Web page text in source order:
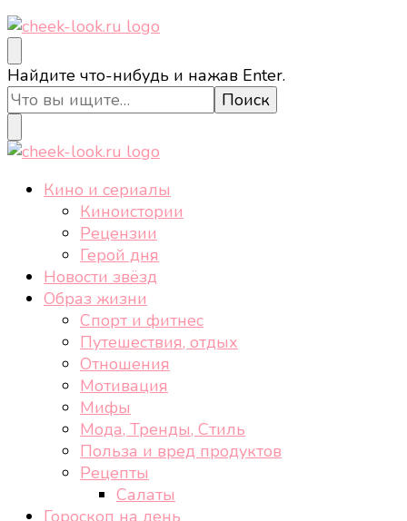
cheek-look.ru
Женский сайт о звездах и кино, а также трендах,
здоровом образе жизни, спорте, стиле, отдыхе и
еде.
Ищите
что-
то?
Найдите что-нибудь и нажав Enter.
cheek-look.ru
Женский сайт о звездах и кино, а также трендах,
здоровом образе жизни, спорте, стиле, отдыхе и
Кино и сериалы
Киноистории
Рецензии
Герой дня
Новости звёзд
Образ жизни
Спорт и фитнес
Путешествия, отдых
Отношения
Мотивация
Мифы
Мода, Тренды, Стиль
Польза и вред продуктов
Рецепты
Салаты
Гороскоп на день